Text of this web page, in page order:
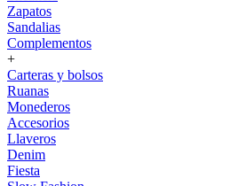
Zapatos
Sandalias
Complementos
+
Carteras y bolsos
Ruanas
Monederos
Accesorios
Llaveros
Denim
Fiesta